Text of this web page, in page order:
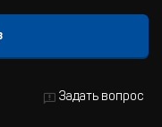
Задать вопрос